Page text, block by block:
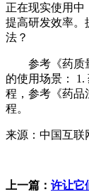
正在现实使用中
提高研发效率。
法？
参考《药质量
的使用场景：
程，参考《药品
程。
来源：中国互联
上一篇： 许让它